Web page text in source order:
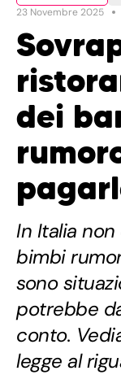
23 Novembre 2025
dei
In Italia
bimbi
sono
potrebbe
conto.
legge al